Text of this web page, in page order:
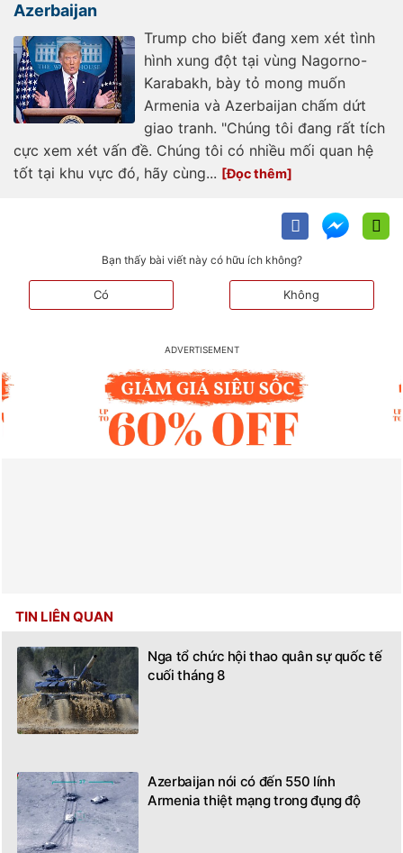
Azerbaijan
Trump cho biết đang xem xét tình
hình xung đột tại vùng Nagorno-
Karabakh, bày tỏ mong muốn
Armenia và Azerbaijan chấm dứt
giao tranh. "Chúng tôi đang rất tích
cực xem xét vấn đề. Chúng tôi có nhiều mối quan hệ
tốt tại khu vực đó, hãy cùng...
Bạn thấy bài viết này có hữu ích không?
Có Không
TIN LIÊN QUAN
Nga tổ chức hội thao quân sự quốc tế
cuối tháng 8
Azerbaijan nói có đến 550 lính
Armenia thiệt mạng trong đụng độ